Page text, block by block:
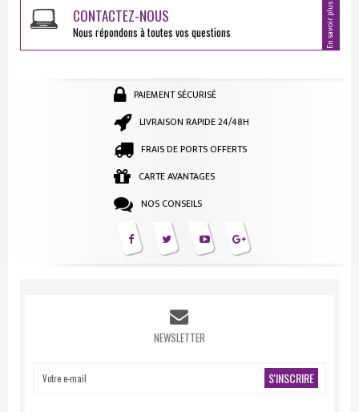
CONTACTEZ-NOUS
Nous répondons à toutes vos questions En savoir plus
PAIEMENT SÉCURISÉ
LIVRAISON RAPIDE 24/48H
FRAIS DE PORTS OFFERTS
CARTE AVANTAGES
NOS CONSEILS
NEWSLETTER
S'INSCRIRE